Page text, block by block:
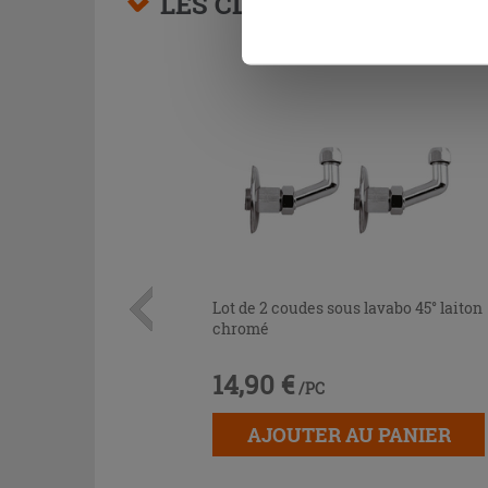
Lot de 2 coudes sous lavabo 45° laiton
chromé
14,90 € /PC
AJOUTER AU PANIER